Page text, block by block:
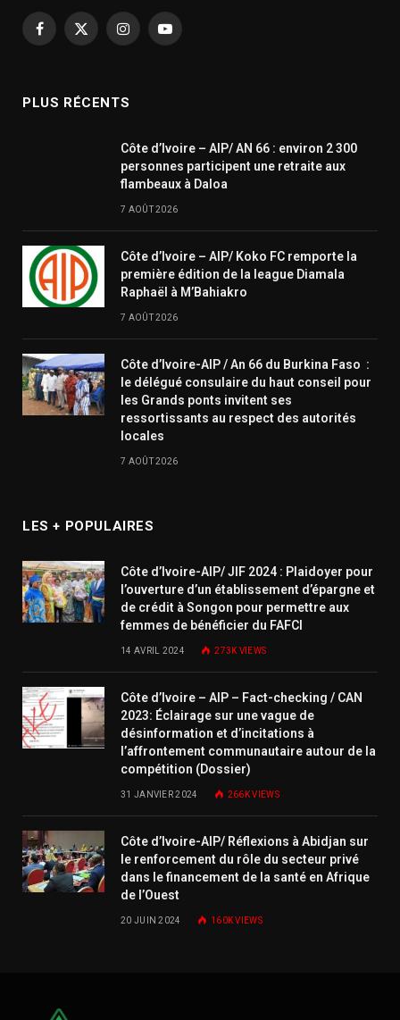
Facebook
X
InstagramYouTube
PLUS RÉCENTS
Côte d’Ivoire – AIP/ AN 66 : environ 2 300
personnes participent une retraite aux
flambeaux à Daloa
7 AOÛT 2026
Côte d’Ivoire – AIP/ Koko FC remporte la
première édition de la league Diamala
Raphaël à M’Bahiakro
7 AOÛT 2026
Côte d’Ivoire-AIP / An 66 du Burkina Faso :
le délégué consulaire du haut conseil pour
les Grands ponts invitent ses
ressortissants au respect des autorités
locales
7 AOÛT 2026
LES + POPULAIRES
Côte d’Ivoire-AIP/ JIF 2024 : Plaidoyer pour
l’ouverture d’un établissement d’épargne et
de crédit à Songon pour permettre aux
femmes de bénéficier du FAFCI
14 AVRIL 2024 273KVIEWS
Côte d’Ivoire – AIP – Fact-checking / CAN
2023: Éclairage sur une vague de
désinformation et d’incitations à
l’affrontement communautaire autour de la
compétition (Dossier)
31 JANVIER 2024 266KVIEWS
Côte d’Ivoire-AIP/ Réflexions à Abidjan sur
le renforcement du rôle du secteur privé
dans le financement de la santé en Afrique
de l’Ouest
20 JUIN 2024 160KVIEWS